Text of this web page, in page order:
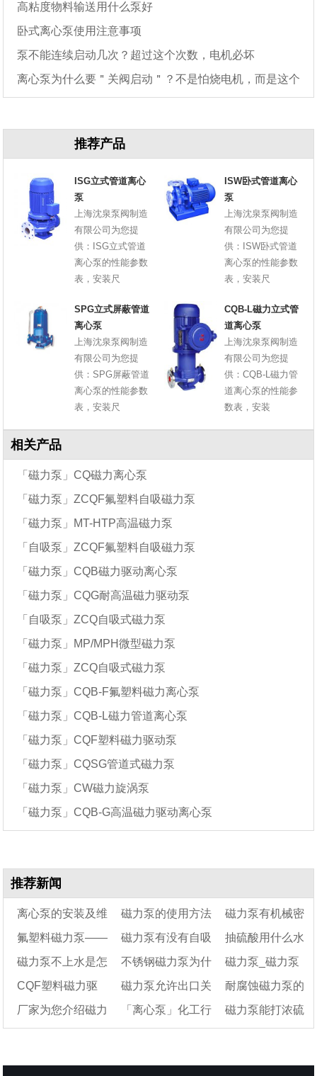
高粘度物料输送用什么泵好
卧式离心泵使用注意事项
泵不能连续启动几次？超过这个次数，电机必坏
离心泵为什么要＂关阀启动＂？不是怕烧电机，而是这个
推荐产品
ISG立式管道离心
泵
上海沈泉泵阀制造
有限公司为您提
供：ISG立式管道
离心泵的性能参数
表，安装尺
ISW卧式管道离心
泵
上海沈泉泵阀制造
有限公司为您提
供：ISW卧式管道
离心泵的性能参数
表，安装尺
SPG立式屏蔽管道
离心泵
上海沈泉泵阀制造
有限公司为您提
供：SPG屏蔽管道
离心泵的性能参数
表，安装尺
CQB-L磁力立式管
道离心泵
上海沈泉泵阀制造
有限公司为您提
供：CQB-L磁力管
道离心泵的性能参
数表，安装
相关产品
「磁力泵」CQ磁力离心泵
「磁力泵」ZCQF氟塑料自吸磁力泵
「磁力泵」MT-HTP高温磁力泵
「自吸泵」ZCQF氟塑料自吸磁力泵
「磁力泵」CQB磁力驱动离心泵
「磁力泵」CQG耐高温磁力驱动泵
「自吸泵」ZCQ自吸式磁力泵
「磁力泵」MP/MPH微型磁力泵
「磁力泵」ZCQ自吸式磁力泵
「磁力泵」CQB-F氟塑料磁力离心泵
「磁力泵」CQB-L磁力管道离心泵
「磁力泵」CQF塑料磁力驱动泵
「磁力泵」CQSG管道式磁力泵
「磁力泵」CW磁力旋涡泵
「磁力泵」CQB-G高温磁力驱动离心泵
推荐新闻
离心泵的安装及维
修保养方法
磁力泵的使用方法
与注意事项
磁力泵有机械密
封吗
氟塑料磁力泵——
耐腐蚀磁力泵
磁力泵有没有自吸
功能
抽硫酸用什么水
泵好
磁力泵不上水是怎
么回事？要怎样修
理？
不锈钢磁力泵为什
么会生锈
磁力泵_磁力泵
类型
CQF塑料磁力驱
动泵性能参数选型表
磁力泵允许出口关
闭吗
耐腐蚀磁力泵的
结构及6个注意事项
厂家为您介绍磁力 「离心泵」化工行 磁力泵能打浓硫